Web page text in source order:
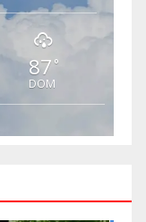
87 °
DOM